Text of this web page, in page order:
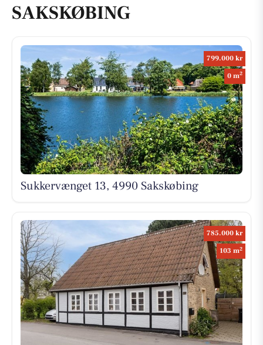
SAKSKØBING
799.000 kr
0 m2
Sukkervænget 13, 4990 Sakskøbing
785.000 kr
103 m2